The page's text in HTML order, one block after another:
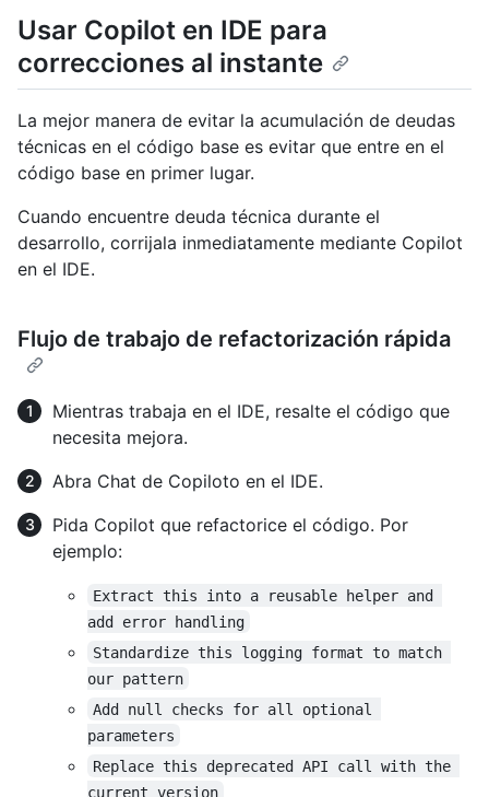
Usar Copilot en IDE para
correcciones al instante
La mejor manera de evitar la acumulación de deudas
técnicas en el código base es evitar que entre en el
código base en primer lugar.
Cuando encuentre deuda técnica durante el
desarrollo, corrijala inmediatamente mediante Copilot
en el IDE.
Flujo de trabajo de refactorización rápida
Mientras trabaja en el IDE, resalte el código que
necesita mejora.
Abra Chat de Copiloto en el IDE.
Pida Copilot que refactorice el código. Por
ejemplo:
Extract this into a reusable helper and
add error handling
Standardize this logging format to match
our pattern
Add null checks for all optional
parameters
Replace this deprecated API call with the
current version